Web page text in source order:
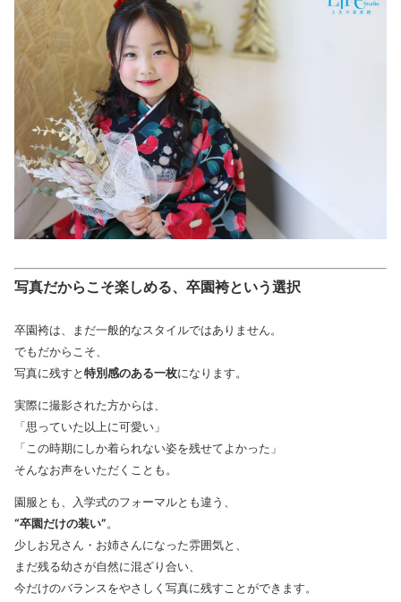
写真だからこそ楽しめる、卒園袴という選択
卒園袴は、まだ一般的なスタイルではありません。
でもだからこそ、
写真に残すと特別感のある一枚になります。
実際に撮影された方からは、
「思っていた以上に可愛い」
「この時期にしか着られない姿を残せてよかった」
そんなお声をいただくことも。
園服とも、入学式のフォーマルとも違う、
“卒園だけの装い”。
少しお兄さん・お姉さんになった雰囲気と、
まだ残る幼さが自然に混ざり合い、
今だけのバランスをやさしく写真に残すことができます。